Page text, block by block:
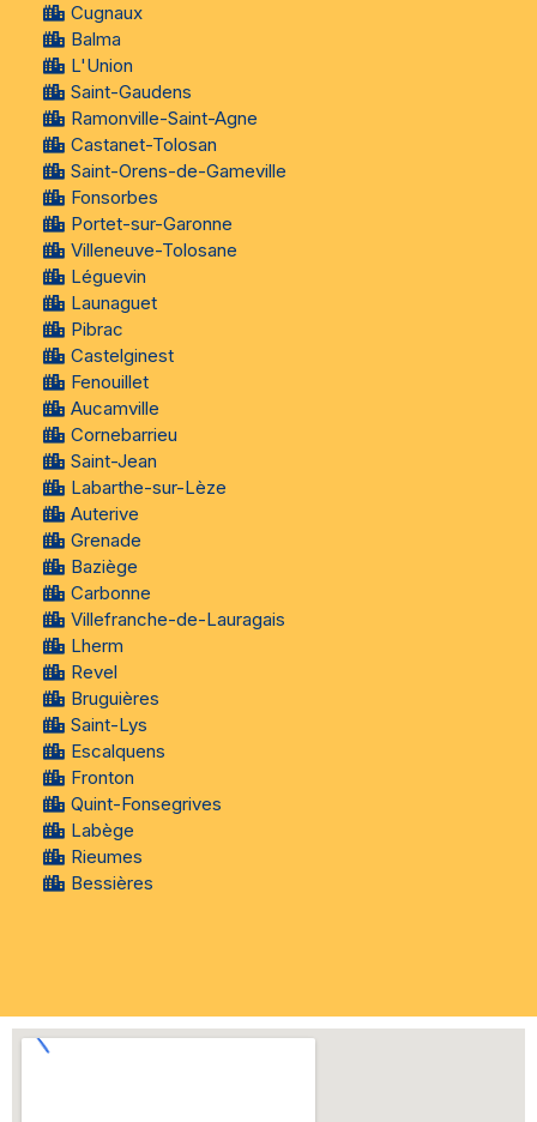
Cugnaux
Balma
L'Union
Saint-Gaudens
Ramonville-Saint-Agne
Castanet-Tolosan
Saint-Orens-de-Gameville
Fonsorbes
Portet-sur-Garonne
Villeneuve-Tolosane
Léguevin
Launaguet
Pibrac
Castelginest
Fenouillet
Aucamville
Cornebarrieu
Saint-Jean
Labarthe-sur-Lèze
Auterive
Grenade
Baziège
Carbonne
Villefranche-de-Lauragais
Lherm
Revel
Bruguières
Saint-Lys
Escalquens
Fronton
Quint-Fonsegrives
Labège
Rieumes
Bessières